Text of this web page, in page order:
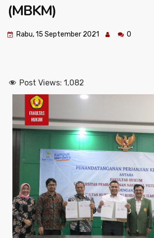
(MBKM)
Rabu, 15 September 2021 0
Post Views: 1,082